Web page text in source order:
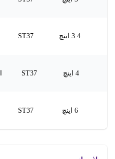
3.4 اینچ ST37
4 اینچ ST37
6 اینچ ST37